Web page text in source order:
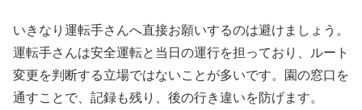
いきなり運転手さんへ直接お願いするのは避けましょう。
運転手さんは安全運転と当日の運行を担っており、ルート
変更を判断する立場ではないことが多いです。園の窓口を
通すことで、記録も残り、後の行き違いを防げます。